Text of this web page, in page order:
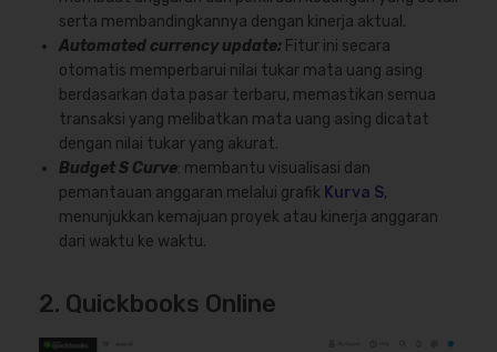
serta membandingkannya dengan kinerja aktual.
Automated currency update: Fitur ini secara
otomatis memperbarui nilai tukar mata uang asing
berdasarkan data pasar terbaru, memastikan semua
transaksi yang melibatkan mata uang asing dicatat
dengan nilai tukar yang akurat.
Budget S Curve: membantu visualisasi dan
pemantauan anggaran melalui grafik Kurva S,
menunjukkan kemajuan proyek atau kinerja anggaran
dari waktu ke waktu.
2. Quickbooks Online